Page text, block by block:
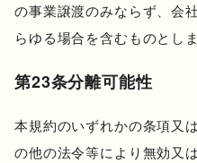
の事業譲渡のみならず、会
らゆる場合を含むものとしま
第23条分離可能性
本規約のいずれかの条項又
の他の法令等により無効又